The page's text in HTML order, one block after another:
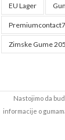
EU Lager
Premiumcontact7
Zimske Gume
Nastojimo da
informacije o